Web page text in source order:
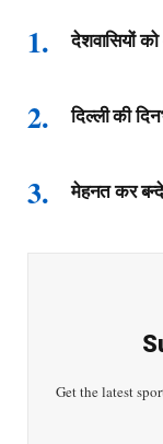
देशवासियों
दिल्ली की
मेहनत कर
Get the latest